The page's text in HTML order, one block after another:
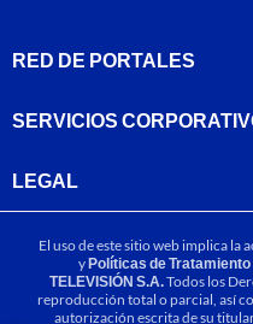
RED DE PORTALES
SERVICIOS
LEGAL
El uso de este sitio web implica la
yPolíticas de
TELEVISIÓN S.A.Todos los
reproducción total o parcial, así
autorización escrita de su